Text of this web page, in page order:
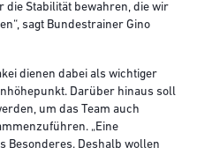
die Stabilität bewahren, die wir
sagt Bundestrainer Gino
dienen dabei als wichtiger
Darüber hinaus soll
um das Team auch
„Eine
Besonderes. Deshalb wollen